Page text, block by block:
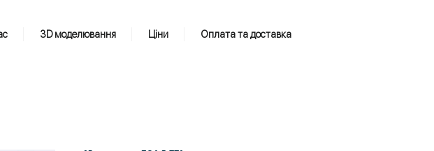
3D моделювання Ціни Оплата та доставка